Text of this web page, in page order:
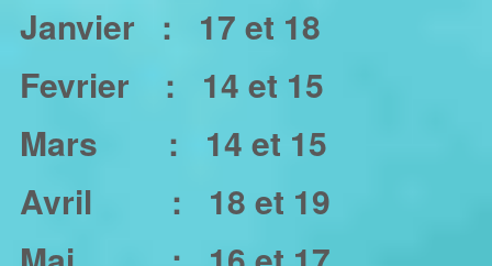
Janvier :
17 et 18
Fevrier :
14 et 15
Mars :
14 et 15
Avril :
18 et 19